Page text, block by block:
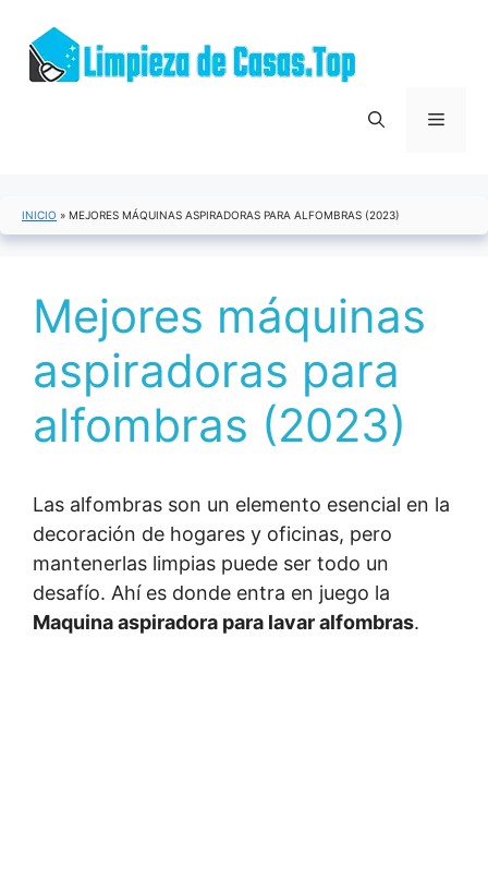
contenido
Menú
INICIO » MEJORES MÁQUINAS ASPIRADORAS PARA ALFOMBRAS (2023)
Mejores máquinas
aspiradoras para
alfombras (2023)
Las alfombras son un elemento esencial en la
decoración de hogares y oficinas, pero
mantenerlas limpias puede ser todo un
desafío. Ahí es donde entra en juego la
Maquina aspiradora para lavar alfombras.